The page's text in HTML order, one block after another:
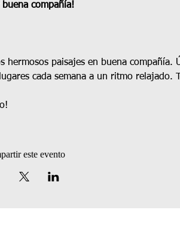
compañía!
hermosos paisajes en buena compañía.
cada semana a un ritmo relajado.
este evento